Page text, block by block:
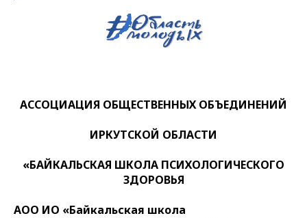
АССОЦИАЦИЯ ОБЩЕСТВЕННЫХ ОБЪЕДИНЕНИЙ
ИРКУТСКОЙ ОБЛАСТИ
«БАЙКАЛЬСКАЯ ШКОЛА ПСИХОЛОГИЧЕСКОГО
ЗДОРОВЬЯ
АОО ИО «Байкальская школа